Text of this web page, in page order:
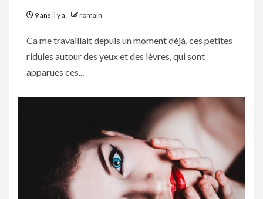
9 ans il y a romain
Ca me travaillait depuis un moment déjà, ces petites
ridules autour des yeux et des lèvres, qui sont
apparues ces...